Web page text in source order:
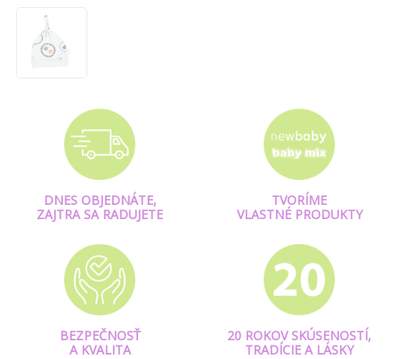
DNES OBJEDNÁTE,
ZAJTRA SA RADUJETE
TVORÍME
VLASTNÉ PRODUKTY
BEZPEČNOSŤ
A KVALITA
20 ROKOV SKÚSENOSTÍ,
TRADÍCIE A LÁSKY